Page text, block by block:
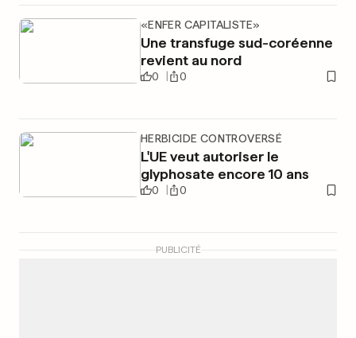
«ENFER CAPITALISTE»
Une transfuge sud-coréenne
revient au nord
0 0
HERBICIDE CONTROVERSÉ
L'UE veut autoriser le
glyphosate encore 10 ans
0 0
PUBLICITÉ